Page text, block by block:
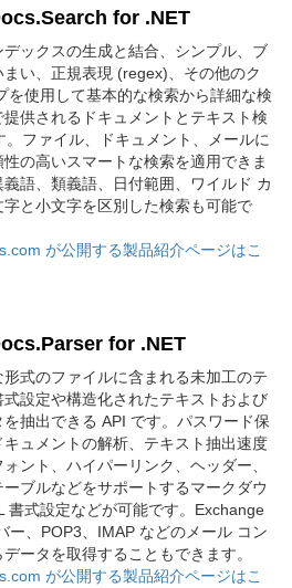
for .NET
デックスの生成と結合、シンプル、ブ
まい、正規表現 (regex)、その他のク
を使用して基本的な検索から詳細な検
供されるドキュメントとテキスト検
。ファイル、ドキュメント、メールに
の高いスマートな検索を適用できま
語、類義語、日付範囲、ワイルド カ
字と小文字を区別した検索も可能で
が公開する製品紹介ページはこ
for .NET
形式のファイルに含まれる未加工のテ
式設定や構造化されたテキストおよび
を抽出できる API です。パスワード保
キュメントの解析、テキスト抽出速度
ント、ハイパーリンク、ヘッダー、
ーブルなどをサポートするマークダウ
書式設定などが可能です。Exchange
ー、POP3、IMAP などのメール コン
ータを取得することもできます。
が公開する製品紹介ページはこ